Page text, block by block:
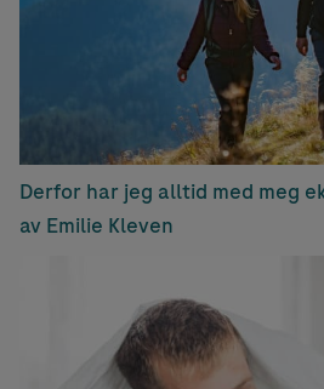
Derfor har jeg alltid med meg
av Emilie Kleven